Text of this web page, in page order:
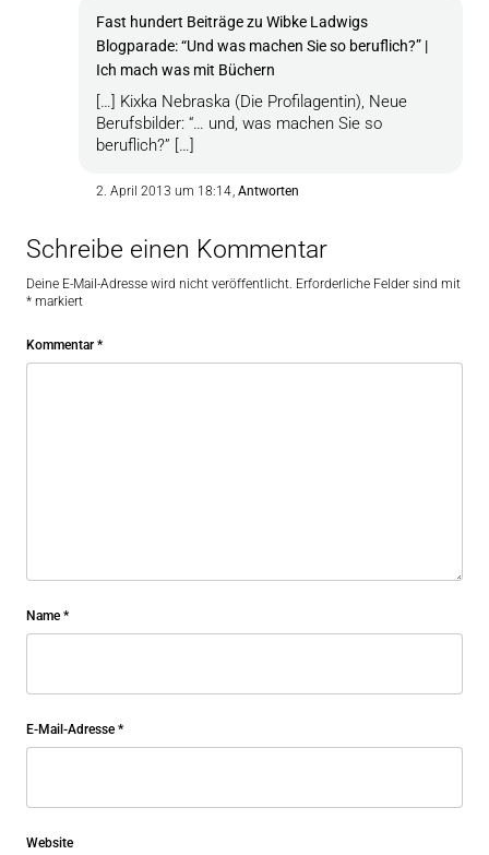
Fast hundert Beiträge zu Wibke Ladwigs
Blogparade: “Und was machen Sie so beruflich?” |
Ich mach was mit Büchern
[…] Kixka Nebraska (Die Profilagentin), Neue
Berufsbilder: “… und, was machen Sie so
beruflich?” […]
2. April 2013 um 18:14 Antworten
Schreibe einen Kommentar
Deine E-Mail-Adresse wird nicht veröffentlicht. Erforderliche Felder sind mit
* markiert
Kommentar *
Name *
E-Mail-Adresse *
Website